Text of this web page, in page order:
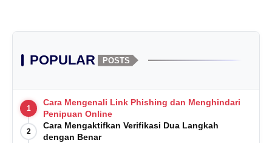
POPULAR POSTS
1
Cara Mengenali Link Phishing dan Menghindari
Penipuan Online
2
Cara Mengaktifkan Verifikasi Dua Langkah
dengan Benar